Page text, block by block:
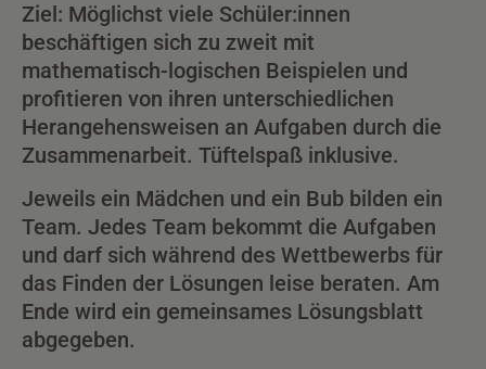
Ziel: Möglichst viele Schüler:innen
beschäftigen sich zu zweit mit
mathematisch-logischen Beispielen und
profitieren von ihren unterschiedlichen
Herangehensweisen an Aufgaben durch die
Zusammenarbeit. Tüftelspaß inklusive.
Jeweils ein Mädchen und ein Bub bilden ein
Team. Jedes Team bekommt die Aufgaben
und darf sich während des Wettbewerbs für
das Finden der Lösungen leise beraten. Am
Ende wird ein gemeinsames Lösungsblatt
abgegeben.